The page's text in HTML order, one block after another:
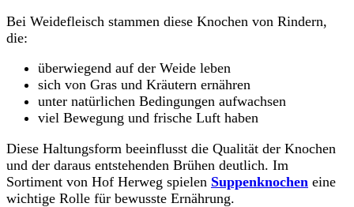
Bei Weidefleisch stammen diese Knochen von Rindern,
die:
überwiegend auf der Weide leben
sich von Gras und Kräutern ernähren
unter natürlichen Bedingungen aufwachsen
viel Bewegung und frische Luft haben
Diese Haltungsform beeinflusst die Qualität der Knochen
und der daraus entstehenden Brühen deutlich. Im
Sortiment von Hof Herweg spielen Suppenknochen eine
wichtige Rolle für bewusste Ernährung.